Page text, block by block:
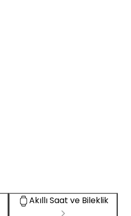
Akıllı Saat ve Bileklik